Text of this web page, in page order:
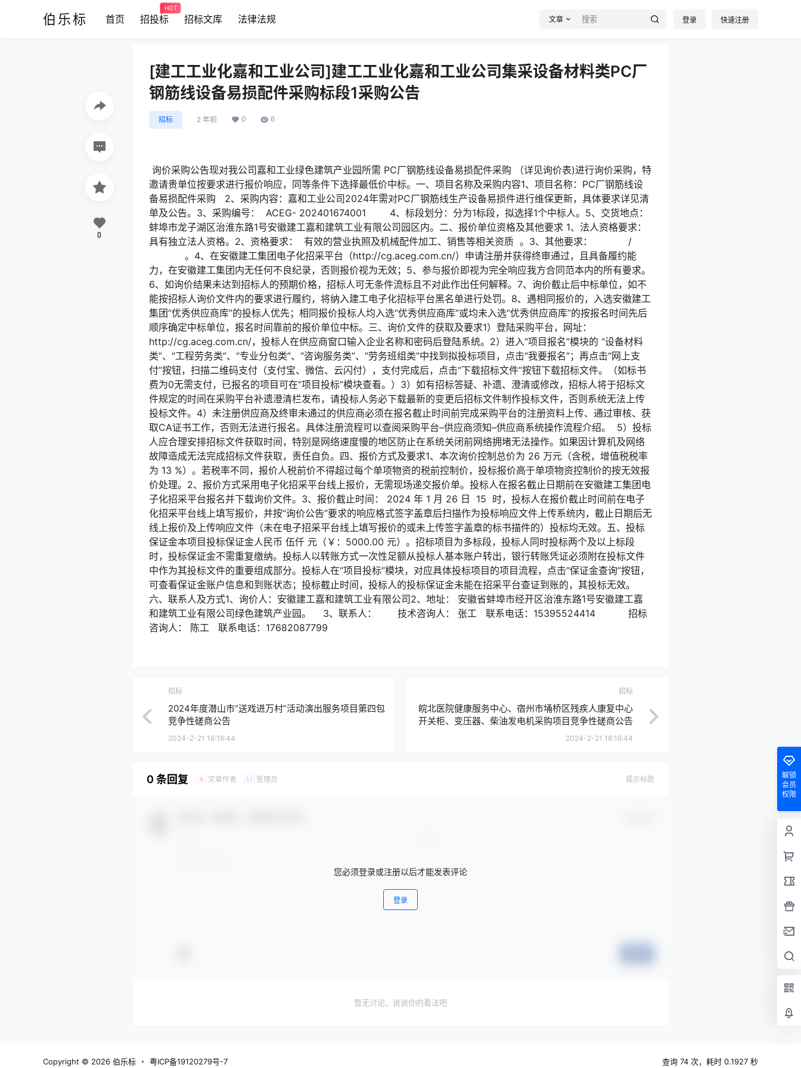
伯乐标 首页 招投标
HOT
招标文库 法律法规 文章 登录 快速注册
[建工工业化嘉和工业公司]建工工业化嘉和工业公司集采设备材料类PC厂
钢筋线设备易损配件采购标段1采购公告
招标 2 年前 0 6
询价采购公告现对我公司嘉和工业绿色建筑产业园所需 PC厂钢筋线设备易损配件采购 （详见询价表)进行询价采购，特
邀请贵单位按要求进行报价响应，同等条件下选择最低价中标。一、项目名称及采购内容1、项目名称：PC厂钢筋线设
备易损配件采购 2、采购内容：嘉和工业公司2024年需对PC厂钢筋线生产设备易损件进行维保更新，具体要求详见清
单及公告。3、采购编号： ACEG- 202401674001 4、标段划分：分为1标段，拟选择1个中标人。5、交货地点：
蚌埠市龙子湖区治淮东路1号安徽建工嘉和建筑工业有限公司园区内。二、报价单位资格及其他要求 1、法人资格要求：
具有独立法人资格。2、资格要求： 有效的营业执照及机械配件加工、销售等相关资质 。3、其他要求： /
。4、在安徽建工集团电子化招采平台（http://cg.aceg.com.cn/）申请注册并获得终审通过，且具备履约能
力，在安徽建工集团内无任何不良纪录，否则报价视为无效；5、参与报价即视为完全响应我方合同范本内的所有要求。
6、如询价结果未达到招标人的预期价格，招标人可无条件流标且不对此作出任何解释。7、询价截止后中标单位，如不
能按招标人询价文件内的要求进行履约，将纳入建工电子化招标平台黑名单进行处罚。8、遇相同报价的，入选安徽建工
集团“优秀供应商库”的投标人优先；相同报价投标人均入选“优秀供应商库”或均未入选“优秀供应商库”的按报名时间先后
顺序确定中标单位，报名时间靠前的报价单位中标。三、询价文件的获取及要求1）登陆采购平台，网址：
http://cg.aceg.com.cn/，投标人在供应商窗口输入企业名称和密码后登陆系统。2）进入“项目报名”模块的 “设备材料
类”、“工程劳务类”、“专业分包类”、“咨询服务类”、“劳务班组类”中找到拟投标项目，点击“我要报名”；再点击“网上支
付”按钮，扫描二维码支付（支付宝、微信、云闪付），支付完成后，点击“下载招标文件”按钮下载招标文件。（如标书
费为0无需支付，已报名的项目可在“项目投标”模块查看。）3）如有招标答疑、补遗、澄清或修改，招标人将于招标文
件规定的时间在采购平台补遗澄清栏发布，请投标人务必下载最新的变更后招标文件制作投标文件，否则系统无法上传
投标文件。4）未注册供应商及终审未通过的供应商必须在报名截止时间前完成采购平台的注册资料上传、通过审核、获
取CA证书工作，否则无法进行报名。具体注册流程可以查阅采购平台–供应商须知–供应商系统操作流程介绍。 5）投标
人应合理安排招标文件获取时间，特别是网络速度慢的地区防止在系统关闭前网络拥堵无法操作。如果因计算机及网络
故障造成无法完成招标文件获取，责任自负。四、报价方式及要求1、本次询价控制总价为 26 万元（含税，增值税税率
为 13 %）。若税率不同，报价人税前价不得超过每个单项物资的税前控制价，投标报价高于单项物资控制价的按无效报
价处理。2、报价方式采用电子化招采平台线上报价，无需现场递交报价单。投标人在报名截止日期前在安徽建工集团电
子化招采平台报名并下载询价文件。3、报价截止时间： 2024 年 1 月 26 日 15 时，投标人在报价截止时间前在电子
化招采平台线上填写报价，并按“询价公告”要求的响应格式签字盖章后扫描作为投标响应文件上传系统内，截止日期后无
线上报价及上传响应文件（未在电子招采平台线上填写报价的或未上传签字盖章的标书描件的）投标均无效。五、投标
保证金本项目投标保证金人民币 伍仟 元（￥：5000.00 元）。招标项目为多标段，投标人同时投标两个及以上标段
时，投标保证金不需重复缴纳。投标人以转账方式一次性足额从投标人基本账户转出，银行转账凭证必须附在投标文件
中作为其投标文件的重要组成部分。投标人在“项目投标”模块，对应具体投标项目的项目流程，点击“保证金查询”按钮，
可查看保证金账户信息和到账状态；投标截止时间，投标人的投标保证金未能在招采平台查证到账的，其投标无效。
六、联系人及方式1、询价人：安徽建工嘉和建筑工业有限公司2、地址： 安徽省蚌埠市经开区治淮东路1号安徽建工嘉
和建筑工业有限公司绿色建筑产业园。 3、联系人： 技术咨询人： 张工 联系电话：15395524414 招标
咨询人： 陈工 联系电话：17682087799
0
招标
2024年度潜山市“送戏进万村”活动演出服务项目第四包
竞争性磋商公告
2024-2-21 18:16:44
招标
皖北医院健康服务中心、宿州市埇桥区残疾人康复中心
开关柜、变压器、柴油发电机采购项目竞争性磋商公告
2024-2-21 18:16:44
0 条回复 A 文章作者 M 管理员 提示标题
您必须登录或注册以后才能发表评论
登录
暂无讨论，说说你的看法吧
解锁
会员
权限
Copyright © 2026 伯乐标 ・ 粤ICP备19120279号-7 查询 74 次，耗时 0.1927 秒